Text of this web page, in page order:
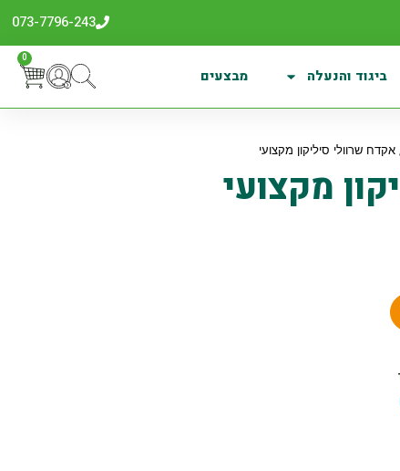
073-7796-243
ביגוד והנעלה מבצעים
0
אקדח שרוולי סיליקון מקצועי
מקצועי